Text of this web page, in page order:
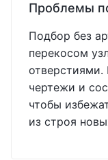
Проблемы
Подбор без
перекосом
отверстиями.
чертежи и
чтобы
из строя